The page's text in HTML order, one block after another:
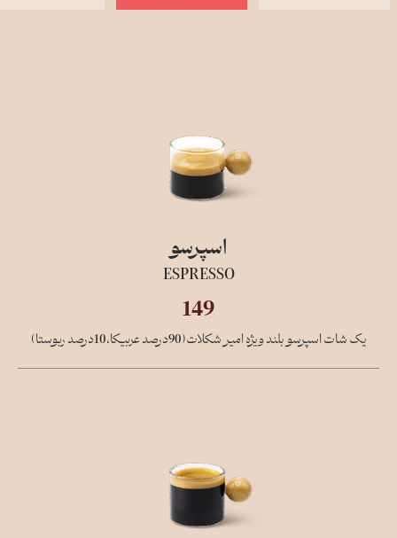
اسپرسو
ESPRESSO
149
یک شات اسپرسو بلند ویژه امیر شکلات(90درصد عربیکا،10درصد ربوستا)